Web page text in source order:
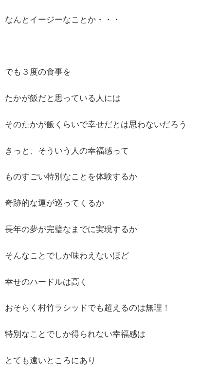
なんとイージーなことか・・・
でも３度の食事を
たかが飯だと思っている人には
そのたかが飯くらいで幸せだとは思わないだろう
きっと、そういう人の幸福感って
ものすごい特別なことを体験するか
奇跡的な運が巡ってくるか
長年の夢が完璧なまでに実現するか
そんなことでしか味わえないほど
幸せのハードルは高く
おそらく村竹ラシッドでも超えるのは無理！
特別なことでしか得られない幸福感は
とても遠いところにあり